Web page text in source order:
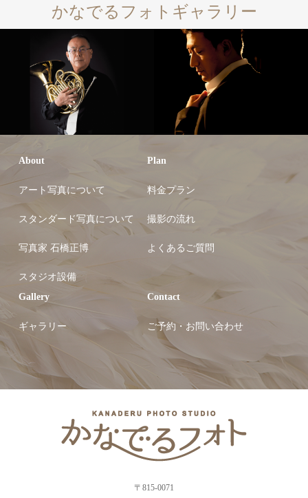
かなでるフォトギャラリー
About
アート写真について
スタンダード写真について
写真家 石橋正博
スタジオ設備
Plan
料金プラン
撮影の流れ
よくあるご質問
Gallery
ギャラリー
Contact
ご予約・お問い合わせ
〒815-0071